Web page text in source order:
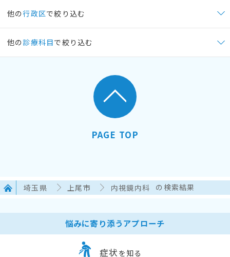
他の行政区で絞り込む
他の 診療科目で絞り込む
PAGE TOP
埼玉県 上尾市 内視鏡内科 の検索結果
悩みに寄り添うアプローチ
症状 を知る